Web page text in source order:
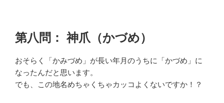
第八問： 神爪（かづめ）
おそらく「かみづめ」が長い年月のうちに「かづめ」に
なったんだと思います。
でも、この地名めちゃくちゃカッコよくないですか！？